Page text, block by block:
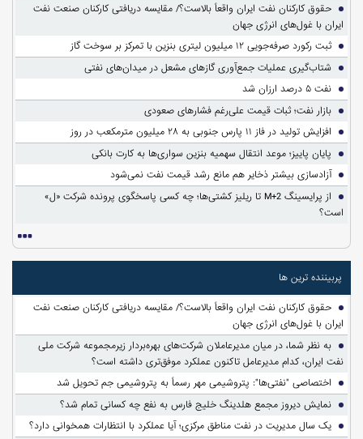
حقوق کارکنان نفت ایران واقعاً بالاست؟/ مقایسه دریافتی کارکنان صنعت نفت
ایران با غول‌های انرژی جهان
ثبت رکورد صرفه‌جویی ۱۲ میلیون لیتری بنزین با تمرکز بر سوخت گاز
شتاب‌گیری عملیات جمع‌آوری گازهای مشعل در میدان‌های نفتی
نفت ۵ درصد ارزان شد
بازار نفت؛ ثبات قیمت علی‌رغم فشارهای صعودی
افزایش تولید در فاز ۱۱ پارس جنوبی به ۲۸ میلیون مترمکعب در روز
پایان پاییز؛ موعد انتقال سهمیه بنزین سواری‌ها به کارت بانکی
آزادسازی بیشتر ذخایر هم مانع رشد قیمت نفت نمی‌شود
از پرایسینگ M+2 تا ریلیز کشتی‌ها؛ چه کسی پاسخگوی پرونده شرکت «ل»
است؟
پربیننده ترین ها
حقوق کارکنان نفت ایران واقعاً بالاست؟/ مقایسه دریافتی کارکنان صنعت نفت
ایران با غول‌های انرژی جهان
به نظر شما، در میان مدیرعاملان شرکت‌های بهره‌بردار زیرمجموعه شرکت ملی
نفت ایران، کدام مدیرعامل تاکنون عملکرد موفق‌تری داشته است؟
اختصاصی "نفتی‌ها": پتروشیمی مهر رسماً به پتروشیمی جم تحویل شد
نمایش دیروز مجمع هلدینگ خلیج فارس به نفع چه کسانی تمام شد؟
یک سال مدیریت در نفت مناطق مرکزی؛ آیا عملکرد با انتظارات همخوانی دارد؟